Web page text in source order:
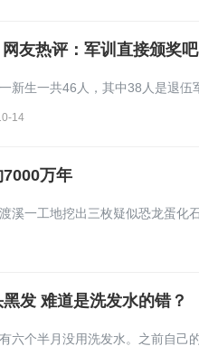
友热评：军训直接颁奖吧
14
万年
发 难道是洗发水的错？